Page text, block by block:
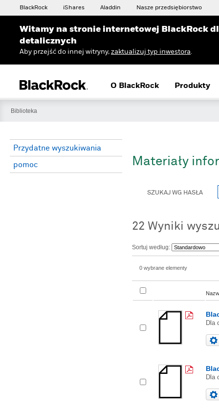
BlackRock iShares Aladdin Nasze przedsiębiorstwo
Witamy na stronie internetowej BlackRock
detalicznych
Aby przejść do innej witryny, zaktualizuj typ inwestora
O BlackRock Produkty
Biblioteka
Przydatne wyszukiwania
pomoc
Materiały
SZUKAJ WG HASŁA
22 Wyniki
Sortuj według:
0 wybrane elementy
Dla
Dla